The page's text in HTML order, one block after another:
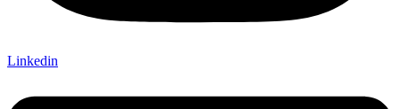
Linkedin